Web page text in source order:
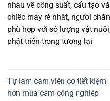
nhau về công suất, cấu tạo
chiếc máy rẻ nhất, người
phù hợp với số lượng vật
phát triển trong tương lai
Tự làm cám viên có tiết kiệm
hơn mua cám công nghiệp